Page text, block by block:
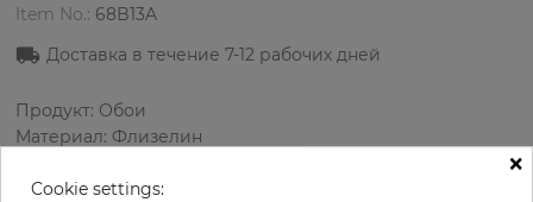
Item No.: 68B13A
Доставка в течение 7-12 рабочих дней
Продукт: Обои
Материал: Флизелин
Дизайн: Графика, Полосы, Текстура
×
Cookie settings: